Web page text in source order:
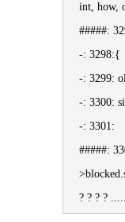
int, how,
#####:
-: 3298:{
-: 3299:
-: 3300:
-: 3301:
#####:
? ? ? ?